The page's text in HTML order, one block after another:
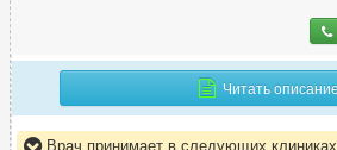
Читать описание
Врач принимает в следующих